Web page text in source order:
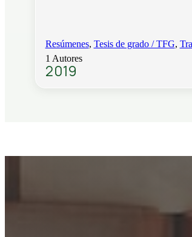
Resúmenes, Tesis de grado / TFG,
1 Autores
2019